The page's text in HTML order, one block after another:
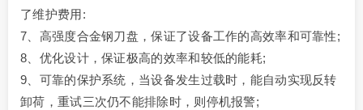
了维护费用:
7、高强度合金钢刀盘，保证了设备工作的高效率和可靠性;
8、优化设计，保证极高的效率和较低的能耗;
9、可靠的保护系统，当设备发生过载时，能自动实现反转
卸荷，重试三次仍不能排除时，则停机报警;